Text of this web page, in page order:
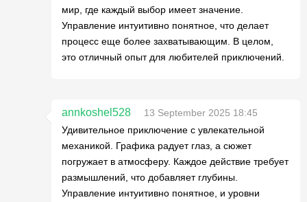
мир, где каждый выбор имеет значение.
Управление интуитивно понятное, что делает
процесс еще более захватывающим. В целом,
это отличный опыт для любителей приключений.
annkoshel528
13 September 2025 18:45
Удивительное приключение с увлекательной
механикой. Графика радует глаз, а сюжет
погружает в атмосферу. Каждое действие требует
размышлений, что добавляет глубины.
Управление интуитивно понятное, и уровни